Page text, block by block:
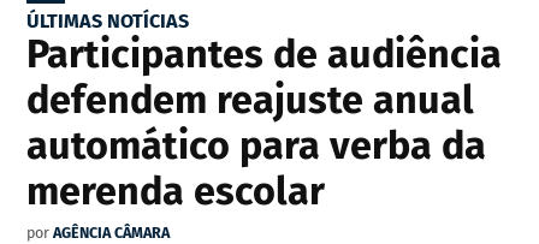
ÚLTIMAS NOTÍCIAS
Participantes de audiência
defendem reajuste anual
automático para verba da
merenda escolar
por AGÊNCIA CÂMARA